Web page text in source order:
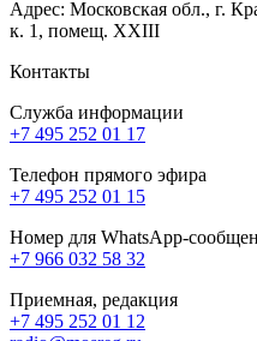
Адрес: Московская обл., г.
к. 1, помещ. XXIII
Контакты
Служба информации
+7 495 252 01 17
Телефон прямого эфира
+7 495 252 01 15
Номер для WhatsApp-
+7 966 032 58 32
Приемная, редакция
+7 495 252 01 12